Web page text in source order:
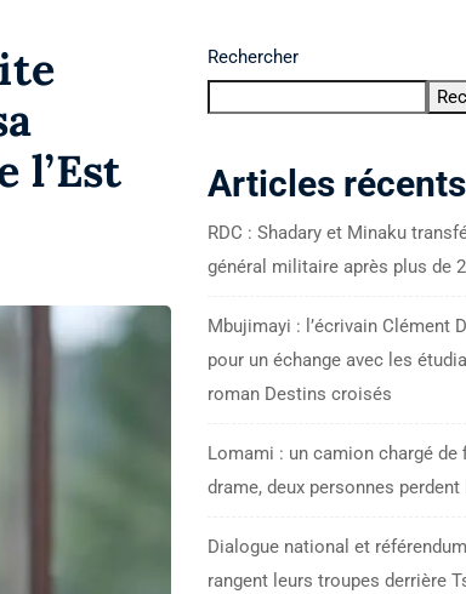
l’Est
Rechercher
Articles récents
RDC : Shadary et Minaku
général militaire après plus de
Mbujimayi : l’écrivain Clément
pour un échange avec les
roman Destins croisés
Lomami : un camion chargé de
drame, deux personnes
Dialogue national et
rangent leurs troupes derrière